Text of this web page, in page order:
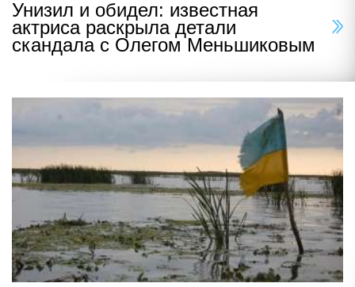
Унизил и обидел: известная
актриса раскрыла детали
скандала с Олегом Меньшиковым